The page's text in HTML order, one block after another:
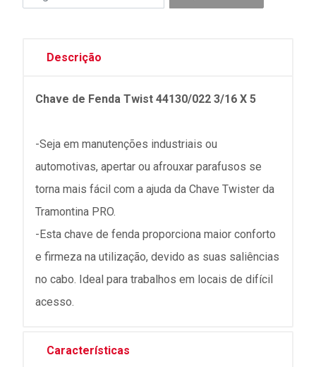
Descrição
Chave de Fenda Twist 44130/022 3/16 X 5
-Seja em manutenções industriais ou
automotivas, apertar ou afrouxar parafusos se
torna mais fácil com a ajuda da Chave Twister da
Tramontina PRO.
-Esta chave de fenda proporciona maior conforto
e firmeza na utilização, devido as suas saliências
no cabo. Ideal para trabalhos em locais de difícil
acesso.
Características